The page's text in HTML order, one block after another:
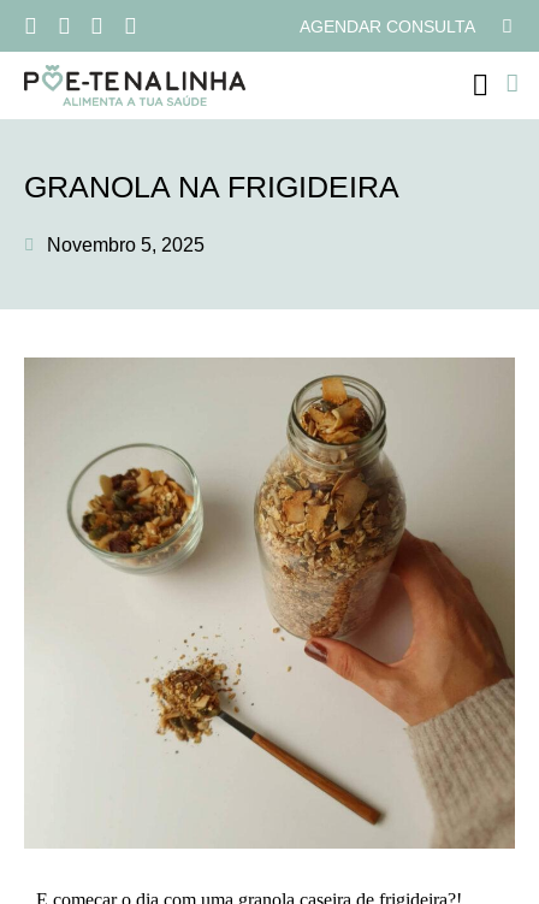
AGENDAR CONSULTA
GRANOLA NA FRIGIDEIRA
Novembro 5, 2025
E começar o dia com uma granola caseira de frigideira?!